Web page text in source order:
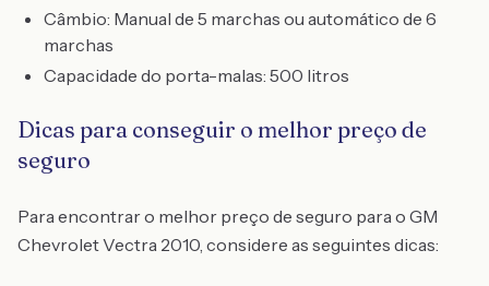
Câmbio: Manual de 5 marchas ou automático de 6
marchas
Capacidade do porta-malas: 500 litros
Dicas para conseguir o melhor preço de
seguro
Para encontrar o melhor preço de seguro para o GM
Chevrolet Vectra 2010, considere as seguintes dicas: